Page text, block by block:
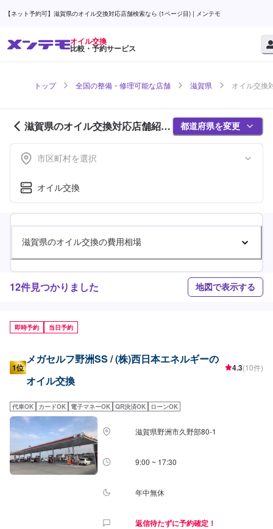
【ネット予約可】滋賀県のオイル交換対応店舗検索なら (1ページ目) | メンテモ
オイル交換
比較・予約サービス
トップ 全国の整備・修理可能な店舗 滋賀県 オイル交換
滋賀県のオイル交換対応店舗紹介
(1ページ目)
都道府県を変更
市区町村を選択
オイル交換
滋賀県のオイル交換の費用相場
12件見つかりました 地図で表示する
即時予約 当日予約
1位
メガセルフ野洲SS / (株)西日本エネルギーの
オイル交換
4.3(10件)
代車OK カードOK 電子マネーOK QR決済OK ローンOK
滋賀県野洲市久野部80-1
9:00 ~ 17:30
年中無休
返信待たずに予約確定！